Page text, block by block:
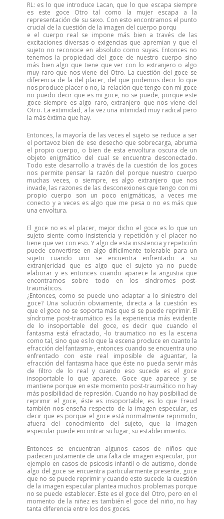
RL: es lo que introduce Lacan, que lo que escapa siempre
es este goce Otro tal como la mujer escapa a la
representación de su sexo. Con esto encontramos el punto
crucial de la cuestión de la imagen del cuerpo porqu
e el cuerpo real se impone más bien a través de las
excitaciones diversas o exigencias que apremian y que el
sujeto no reconoce en absoluto como suyas. Entonces no
tenemos la propiedad del goce de nuestro cuerpo sino
más bien algo que tiene que ver con lo extranjero o algo
muy raro que nos viene del Otro. La cuestión del goce se
diferencia de la del placer, del que podemos decir lo que
nos produce placer o no, la relación que tengo con mi goce
no puedo decir que es mi goce, no se puede, porque este
goce siempre es algo raro, extranjero que nos viene del
Otro. La extimidad, a la vez una intimidad muy radical pero
la más éxtima que hay.
Entonces, la mayoría de las veces el sujeto se reduce a ser
el portavoz bien de ese desecho que sobrecarga, abruma
el propio cuerpo, o bien de esta envoltura oscura de un
objeto enigmático del cual se encuentra desconectado.
Todo este desarrollo a través de la cuestión de los goces
nos permite pensar la razón del porque nuestro cuerpo
muchas veces, o siempre, es algo extranjero que nos
invade, las razones de las desconexiones que tengo con mi
propio cuerpo son un poco enigmáticas, a veces me
conecto y a veces es algo que me pesa o no es más que
una envoltura.
El goce no es el placer, mejor dicho el goce es lo que un
sujeto siente como insistencia y repetición y el placer no
tiene que ver con eso. Y algo de esta insistencia y repetición
puede convertirse en algo difícilmente tolerable para un
sujeto cuando uno se encuentra enfrentado a su
extranjeridad que es algo que el sujeto ya no puede
elaborar y es entonces cuando aparece la angustia que
encontramos sobre todo en los síndromes post-
traumáticos.
¿Entonces, como se puede uno adaptar a lo siniestro del
goce? Una solución obviamente, directa a la cuestión es
que el goce no se soporta más que si se puede reprimir. El
síndrome post-traumático es la experiencia más evidente
de lo insoportable del goce, es decir que cuando el
fantasma está efractado, -lo traumatico no es la escena
como tal, sino que es lo que la escena produce en cuanto la
efracción del fantasma-, entonces cuando se encuentra uno
enfrentado con este real imposible de aguantar, la
efracción del fantasma hace que éste no pueda servir más
de filtro de lo real y cuando eso sucede es el goce
insoportable lo que aparece. Goce que aparece y se
mantiene porque en este momento post-traumático no hay
más posibilidad de represión. Cuando no hay posibiliad de
reprimir el goce, éste es insoportable, es lo que Freud
también nos enseña respecto de la imagen especular, es
decir que es porque el goce está normalmente reprimido,
afuera del conocimiento del sujeto, que la imagen
especular puede encontrar su lugar, su establecimiento.
Entonces se encuentran algunos casos de niños que
padecen justamente de una falta de imagen especular, por
ejemplo en casos de psicosis infantil o de autismo, donde
algo del goce se encuentra particularmente presente, goce
que no se puede reprimir y cuando esto sucede la cuestión
de la imagen especular plantea muchos problemas porque
no se puede establecer. Este es el goce del Otro, pero en el
momento de la niñez es también el goce del niño, no hay
tanta diferencia entre los dos goces.